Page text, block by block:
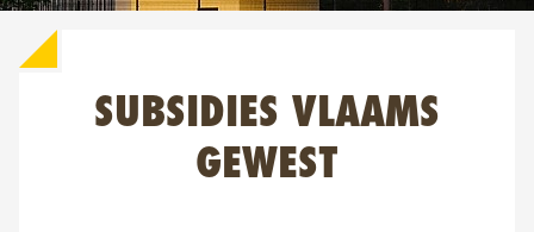
IP rechten
SUBSIDIES VLAAMS
GEWEST